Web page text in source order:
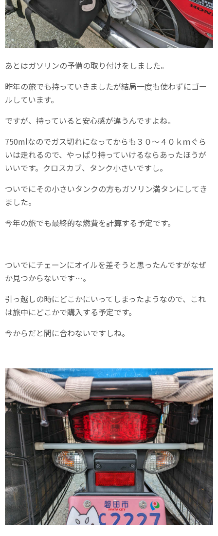
あとはガソリンの予備の取り付けをしました。
昨年の旅でも持っていきましたが結局一度も使わずにゴー
ルしています。
ですが、持っていると安心感が違うんですよね。
750mlなのでガス切れになってからも３０～４０ｋｍぐら
いは走れるので、やっぱり持っていけるならあったほうが
いいです。クロスカブ、タンク小さいですし。
ついでにその小さいタンクの方もガソリン満タンにしてき
ました。
今年の旅でも最終的な燃費を計算する予定です。
ついでにチェーンにオイルを差そうと思ったんですがなぜ
か見つからないです…。
引っ越しの時にどこかにいってしまったようなので、これ
は旅中にどこかで購入する予定です。
今からだと間に合わないですしね。